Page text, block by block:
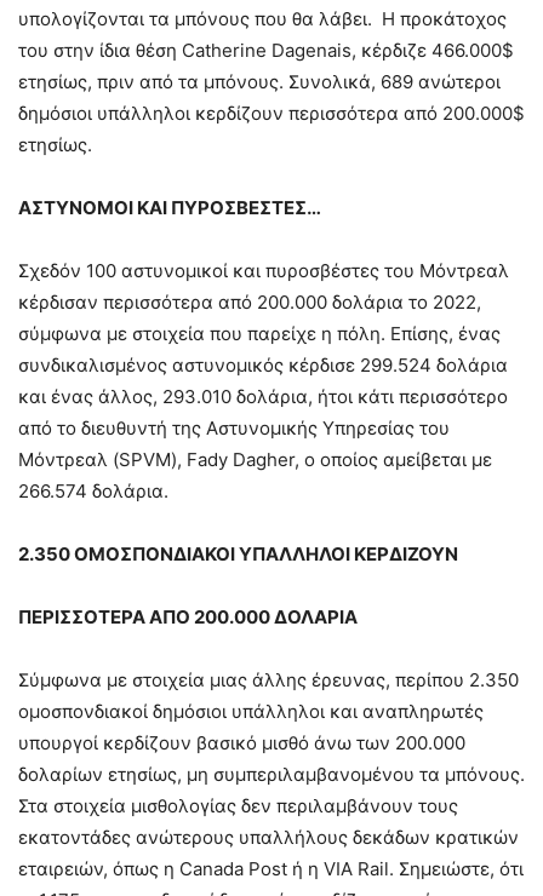
υπολογίζονται τα μπόνους που θα λάβει. Η προκάτοχος
του στην ίδια θέση Catherine Dagenais, κέρδιζε 466.000$
ετησίως, πριν από τα μπόνους. Συνολικά, 689 ανώτεροι
δημόσιοι υπάλληλοι κερδίζουν περισσότερα από 200.000$
ετησίως.
ΑΣΤΥΝΟΜΟΙ ΚΑΙ ΠΥΡΟΣΒΕΣΤΕΣ…
Σχεδόν 100 αστυνομικοί και πυροσβέστες του Μόντρεαλ
κέρδισαν περισσότερα από 200.000 δολάρια το 2022,
σύμφωνα με στοιχεία που παρείχε η πόλη. Επίσης, ένας
συνδικαλισμένος αστυνομικός κέρδισε 299.524 δολάρια
και ένας άλλος, 293.010 δολάρια, ήτοι κάτι περισσότερο
από το διευθυντή της Αστυνομικής Υπηρεσίας του
Μόντρεαλ (SPVM), Fady Dagher, ο οποίος αμείβεται με
266.574 δολάρια.
2.350 ΟΜΟΣΠΟΝΔΙΑΚΟΙ ΥΠΑΛΛΗΛΟΙ ΚΕΡΔΙΖΟΥΝ
ΠΕΡΙΣΣΟΤΕΡΑ ΑΠΟ 200.000 ΔΟΛΑΡΙΑ
Σύμφωνα με στοιχεία μιας άλλης έρευνας, περίπου 2.350
ομοσπονδιακοί δημόσιοι υπάλληλοι και αναπληρωτές
υπουργοί κερδίζουν βασικό μισθό άνω των 200.000
δολαρίων ετησίως, μη συμπεριλαμβανομένου τα μπόνους.
Στα στοιχεία μισθολογίας δεν περιλαμβάνουν τους
εκατοντάδες ανώτερους υπαλλήλους δεκάδων κρατικών
εταιρειών, όπως η Canada Post ή η VIA Rail. Σημειώστε, ότι